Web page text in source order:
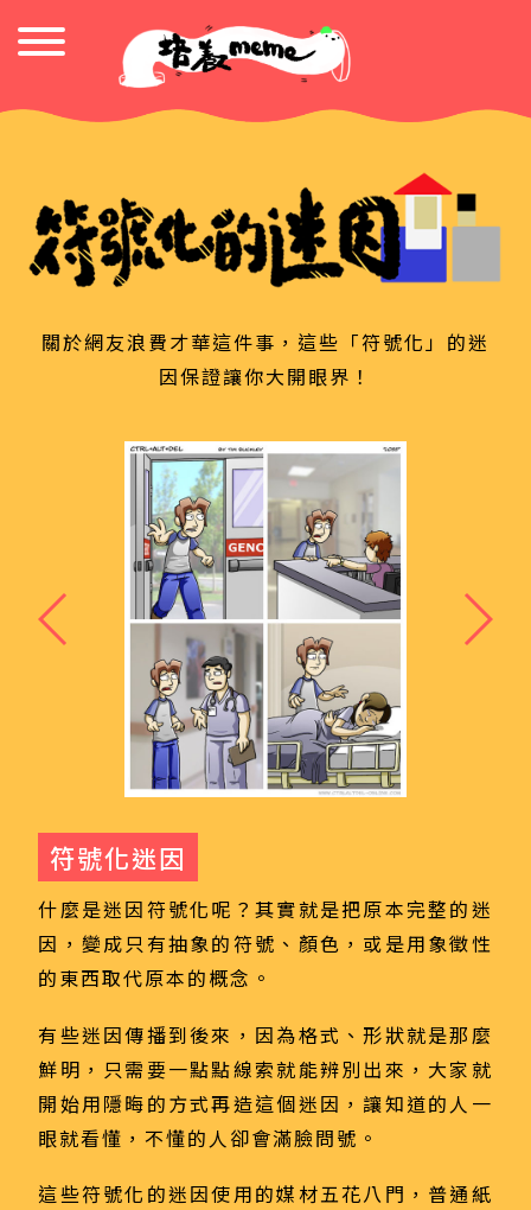
關於網友浪費才華這件事，這些「符號化」的迷
因保證讓你大開眼界！
符號化迷因
什麼是迷因符號化呢？其實就是把原本完整的迷
因，變成只有抽象的符號、顏色，或是用象徵性
的東西取代原本的概念。
有些迷因傳播到後來，因為格式、形狀就是那麼
鮮明，只需要一點點線索就能辨別出來，大家就
開始用隱晦的方式再造這個迷因，讓知道的人一
眼就看懂，不懂的人卻會滿臉問號。
這些符號化的迷因使用的媒材五花八門，普通紙